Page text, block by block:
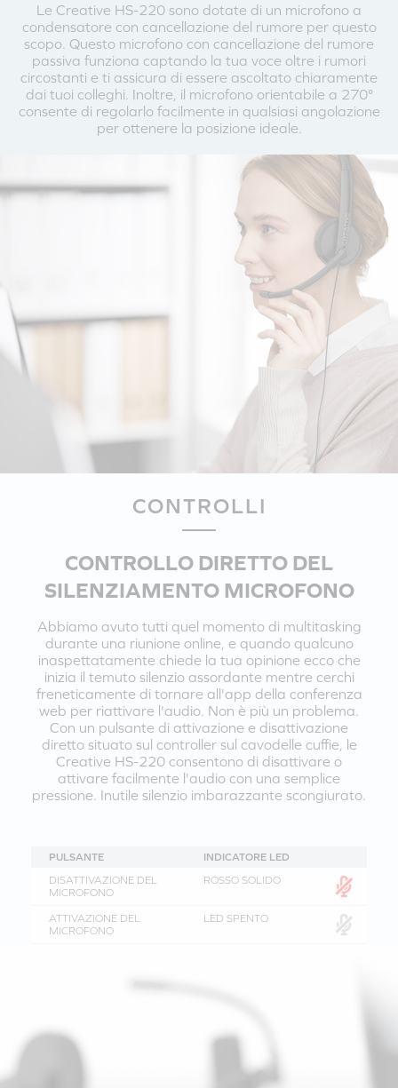
Le Creative HS-220 sono dotate di un microfono a
condensatore con cancellazione del rumore per questo
scopo. Questo microfono con cancellazione del rumore
passiva funziona captando la tua voce oltre i rumori
circostanti e ti assicura di essere ascoltato chiaramente
dai tuoi colleghi. Inoltre, il microfono orientabile a 270°
consente di regolarlo facilmente in qualsiasi angolazione
per ottenere la posizione ideale.
CONTROLLI
CONTROLLO DIRETTO DEL
SILENZIAMENTO MICROFONO
Abbiamo avuto tutti quel momento di multitasking
durante una riunione online, e quando qualcuno
inaspettatamente chiede la tua opinione ecco che
inizia il temuto silenzio assordante mentre cerchi
freneticamente di tornare all'app della conferenza
web per riattivare l'audio. Non è più un problema.
Con un pulsante di attivazione e disattivazione
diretto situato sul controller sul cavodelle cuffie, le
Creative HS-220 consentono di disattivare o
attivare facilmente l'audio con una semplice
pressione. Inutile silenzio imbarazzante scongiurato.
PULSANTE
INDICATORE LED
DISATTIVAZIONE DEL
MICROFONO
ROSSO SOLIDO
ATTIVAZIONE DEL
MICROFONO
LED SPENTO